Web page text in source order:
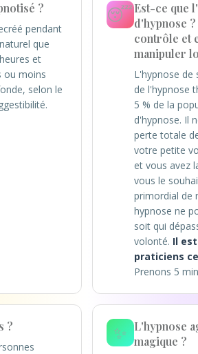
?
pendant
que
et
ou moins
selon le
😴Est-ce que
d'hypnose
contrôle et
manipuler
L'hypnose de
de l'hypnose
5 % de la
d'hypnose. Il
perte totale
votre petite
et vous avez
vous le
primordial de
hypnose ne
soit qui
volonté. Il
praticiens
Prenons 5
? ✨ L'hypnose
magique ?